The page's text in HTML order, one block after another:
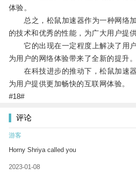
体验。
总之，松鼠加速器作为一种网络
的技术和优秀的性能，为广大用户提
它的出现在一定程度上解决了用户
为用户的网络体验带来了全新的提升。
在科技进步的推动下，松鼠加速器
为用户提供更加畅快的互联网体验。
#18#
评论
游客
Horny Shriya called you
2023-01-08